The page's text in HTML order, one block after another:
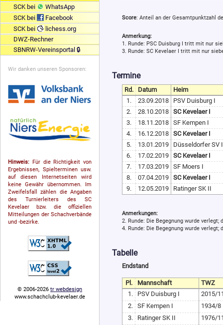
SCK bei
WhatsApp
SCK bei
Facebook
SCK bei
lichess.org
DWZ-Rechner
SBNRW-Vereinsportal 🔒
Wir danken unseren Sponsoren:
Hinweis: Für die Richtigkeit von
Ergebnissen, Spielterminen usw.
auf diesen Internetseiten wird
keine Gewähr übernommen. Im
Zweifelsfall zählen die Angaben
des Turnierleiters des SC
Kevelaer bzw. die offiziellen
Mitteilungen der Schach­ver­bände
und -bezirke.
© 2006-2026 tr webdesign
www.schachclub-kevelaer.de
Score: Anteil an der Gesamtpunktzahl
Anmerkung:
1. Runde: PSC Duisburg I tritt mit nur
3. Runde: SC Kevelaer I tritt mit nur
Termine
Rd. Datum
Heim
1.
23.09.2018
PSV Duisburg I
2.
28.10.2018 SC Kevelaer I
3.
18.11.2018 SF Kempen I
4.
16.12.2018 SC Kevelaer I
5.
13.01.2019
Düsseldorfer SV I
6.
17.02.2019 SC Kevelaer I
7.
17.03.2019 SF Moers I
8.
07.04.2019 SC Kevelaer I
9.
12.05.2019 Ratinger SK II
Anmerkungen:
2. Runde: Die Begegnung wurde
4. Runde: Die Begegnung wurde
Tabelle
Endstand
Pl. Mannschaft
TWZ
1.
PSV Duisburg I
2015/
2.
SF Kempen I
1934/8
3.
Ratinger SK II
1976/